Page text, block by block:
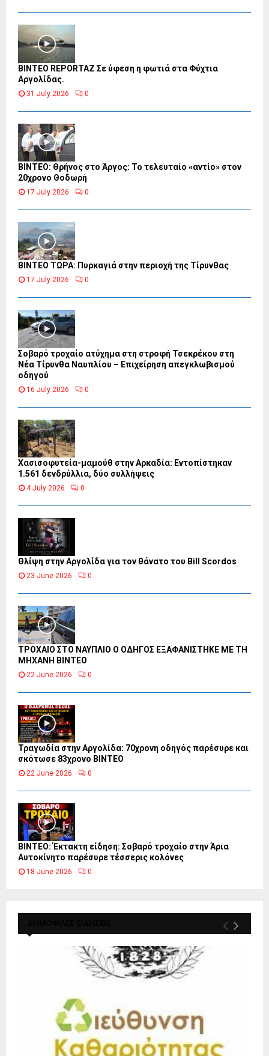
BINTEO REPORTAZ Σε ύφεση η φωτιά στα Φύχτια
Αργολίδας.
31 July 2026 0
ΒΙΝΤΕΟ: Θρήνος στο Άργος: Το τελευταίο «αντίο» στον
20χρονο Θοδωρή
17 July 2026 0
ΒΙΝΤΕΟ ΤΩΡΑ: Πυρκαγιά στην περιοχή της Τίρυνθας
17 July 2026 0
Σοβαρό τροχαίο ατύχημα στη στροφή Τσεκρέκου στη
Νέα Τίρυνθα Ναυπλίου – Επιχείρηση απεγκλωβισμού
οδηγού
16 July 2026 0
Χασισοφυτεία-μαμούθ στην Αρκαδία: Εντοπίστηκαν
1.561 δενδρύλλια, δύο συλλήψεις
4 July 2026 0
Θλίψη στην Αργολίδα για τον θάνατο του Bill Scordos
23 June 2026 0
ΤΡΟΧΑΙΟ ΣΤΟ ΝΑΥΠΛΙΟ Ο ΟΔΗΓΟΣ ΕΞΑΦΑΝΙΣΤΗΚΕ ΜΕ ΤΗ
ΜΗΧΑΝΗ ΒΙΝΤΕΟ
22 June 2026 0
Τραγωδία στην Αργολίδα: 70χρονη οδηγός παρέσυρε και
σκότωσε 83χρονο ΒΙΝΤΕΟ
22 June 2026 0
ΒΙΝΤΕΟ: Έκτακτη είδηση: Σοβαρό τροχαίο στην Άρια
Αυτοκίνητο παρέσυρε τέσσερις κολόνες
18 June 2026 0